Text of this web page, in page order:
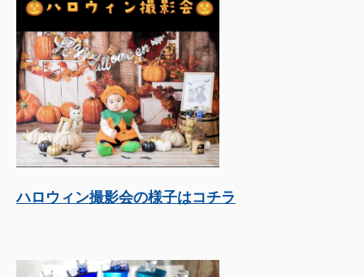
ハロウィン撮影会の様子はコチラ